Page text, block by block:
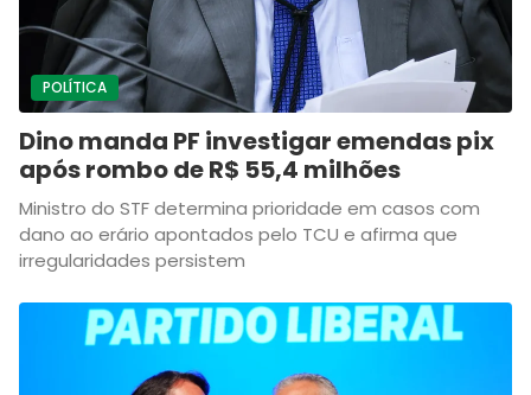
POLÍTICA
Dino manda PF investigar emendas pix
após rombo de R$ 55,4 milhões
Ministro do STF determina prioridade em casos com
dano ao erário apontados pelo TCU e afirma que
irregularidades persistem